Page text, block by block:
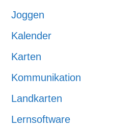
Joggen
Kalender
Karten
Kommunikation
Landkarten
Lernsoftware